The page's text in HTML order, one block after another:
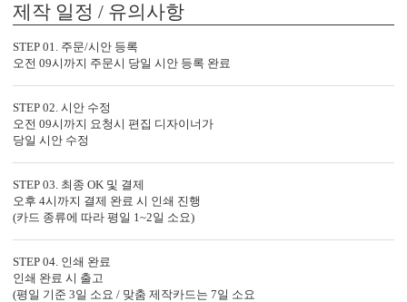
4. 무제한 전문가 수정 지원
청첩장은 처음이죠. 전문가의 도움을 받아 실수를
줄일 수 있습니다.
5. 예식장 약도 드로잉 무료 지원
주차 안내, 입구 위치까지 안내하세요.
인쇄 품질도 지켜드립니다.
6. 봉투 무료, 봉투 인쇄 무료
봉투 컬러를 선택 여부와 봉투 인쇄 지원 여부까지
꼭 확인해 보세요.
제작 일정 / 유의사항
STEP 01. 주문/시안 등록
오전 09시까지 주문시 당일 시안 등록 완료
STEP 02. 시안 수정
오전 09시까지 요청시 편집 디자이너가
당일 시안 수정
STEP 03. 최종 OK 및 결제
오후 4시까지 결제 완료 시 인쇄 진행
(카드 종류에 따라 평일 1~2일 소요)
STEP 04. 인쇄 완료
인쇄 완료 시 출고
(평일 기준 3일 소요 / 맞춤 제작카드는 7일 소요